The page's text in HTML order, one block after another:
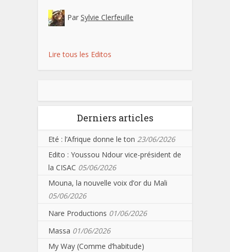
Par Sylvie Clerfeuille
Lire tous les Editos
Derniers articles
Eté : l’Afrique donne le ton 23/06/2026
Edito : Youssou Ndour vice-président de
la CISAC 05/06/2026
Mouna, la nouvelle voix d’or du Mali
05/06/2026
Nare Productions 01/06/2026
Massa 01/06/2026
My Way (Comme d’habitude)